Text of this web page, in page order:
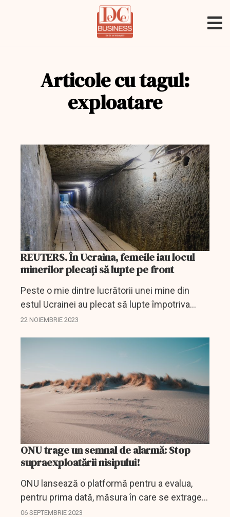
Articole cu tagul:
exploatare
REUTERS. În Ucraina, femeile iau locul
minerilor plecați să lupte pe front
Peste o mie dintre lucrătorii unei mine din
estul Ucrainei au plecat să lupte împotriva
Rusiei pe fronturile țării, drept urmare, unitățile
22 NOIEMBRIE 2023
ONU trage un semnal de alarmă: Stop
supraexploatării nisipului!
ONU lansează o platformă pentru a evalua,
pentru prima dată, măsura în care se extrage
nisip de pe fundul mării. Organizația este
06 SEPTEMBRIE 2023